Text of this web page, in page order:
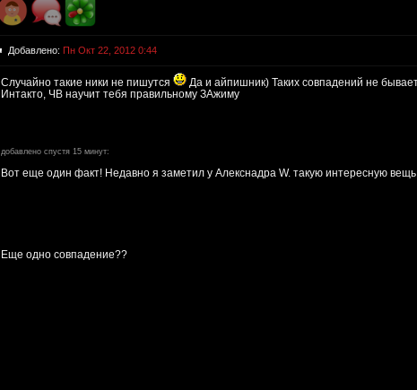
Добавлено: Пн Окт 22, 2012 0:44
Случайно такие ники не пишутся
Да и айпишник) Таких совпадений не
Интакто, ЧВ научит тебя правильному ЗАжиму
добавлено спустя 15 минут:
Вот еще один факт! Недавно я заметил у Алекснадра W. такую интересную вещь
Еще одно совпадение??